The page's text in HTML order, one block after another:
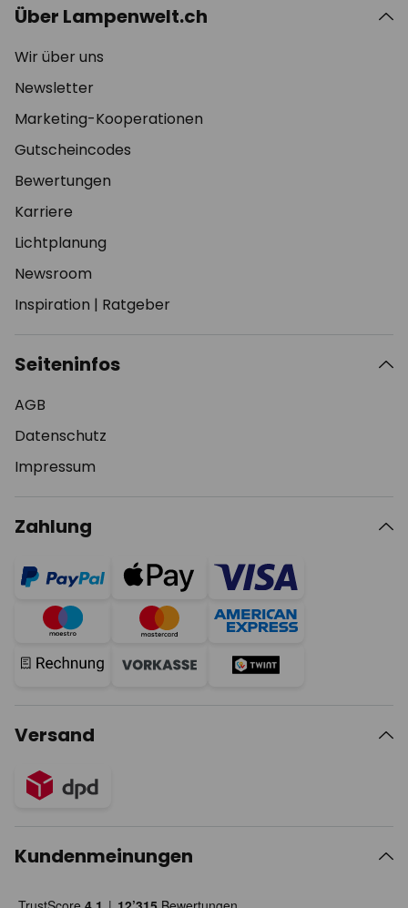
Über Lampenwelt.ch
Wir über uns
Newsletter
Marketing-Kooperationen
Gutscheincodes
Bewertungen
Karriere
Lichtplanung
Newsroom
Inspiration | Ratgeber
Seiteninfos
AGB
Datenschutz
Impressum
Zahlung
Versand
Kundenmeinungen